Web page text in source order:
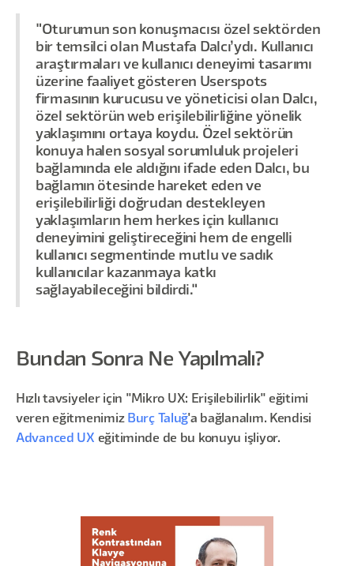
"Oturumun son konuşmacısı özel sektörden
bir temsilci olan Mustafa Dalcı’ydı. Kullanıcı
araştırmaları ve kullanıcı deneyimi tasarımı
üzerine faaliyet gösteren Userspots
firmasının kurucusu ve yöneticisi olan Dalcı,
özel sektörün web erişilebilirliğine yönelik
yaklaşımını ortaya koydu. Özel sektörün
konuya halen sosyal sorumluluk projeleri
bağlamında ele aldığını ifade eden Dalcı, bu
bağlamın ötesinde hareket eden ve
erişilebilirliği doğrudan destekleyen
yaklaşımların hem herkes için kullanıcı
deneyimini geliştireceğini hem de engelli
kullanıcı segmentinde mutlu ve sadık
kullanıcılar kazanmaya katkı
sağlayabileceğini bildirdi."
Bundan Sonra Ne Yapılmalı?
Hızlı tavsiyeler için "Mikro UX: Erişilebilirlik" eğitimi
veren eğitmenimiz Burç Taluğ'a bağlanalım. Kendisi
Advanced UX eğitiminde de bu konuyu işliyor.